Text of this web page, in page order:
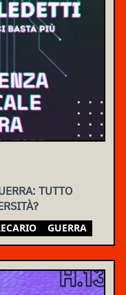
TUTTO
GUERRA